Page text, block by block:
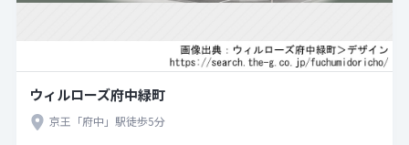
ウィルローズ府中緑町
京王「府中」駅徒歩5分